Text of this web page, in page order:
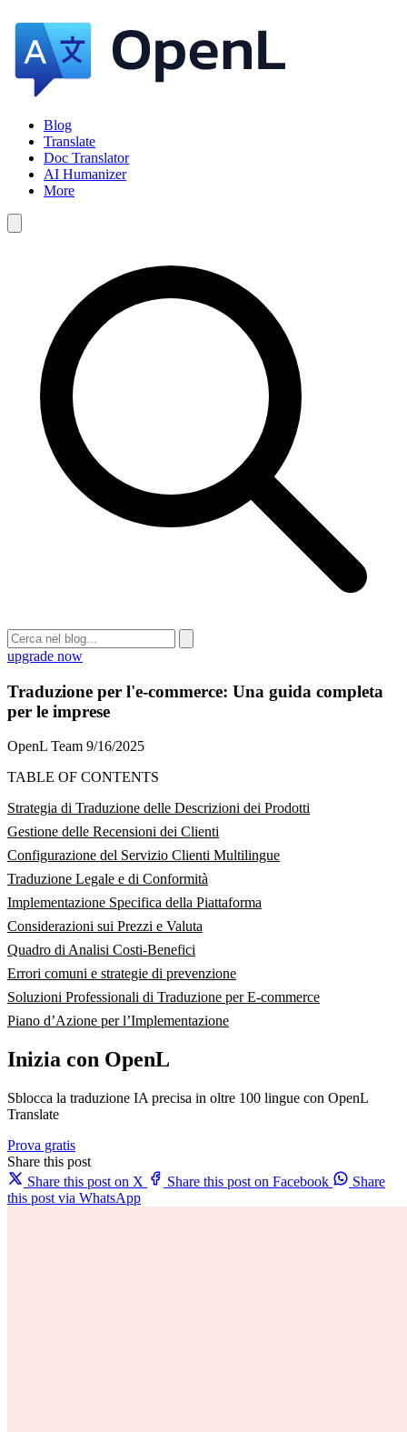
Blog
Translate
Doc Translator
AI Humanizer
More
upgrade now
Traduzione per l'e-commerce: Una guida completa
per le imprese
OpenL Team 9/16/2025
TABLE OF CONTENTS
Strategia di Traduzione delle Descrizioni dei Prodotti
Gestione delle Recensioni dei Clienti
Configurazione del Servizio Clienti Multilingue
Traduzione Legale e di Conformità
Implementazione Specifica della Piattaforma
Considerazioni sui Prezzi e Valuta
Quadro di Analisi Costi-Benefici
Errori comuni e strategie di prevenzione
Soluzioni Professionali di Traduzione per E-commerce
Piano d’Azione per l’Implementazione
Inizia con OpenL
Sblocca la traduzione IA precisa in oltre 100 lingue con OpenL
Translate
Prova gratis
Share this post
Share this post on X
Share this post on Facebook
Share
this post via WhatsApp